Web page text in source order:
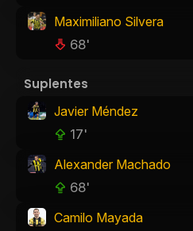
Maximiliano Silvera
68'
Suplentes
Javier Méndez
17'
Alexander Machado
68'
Camilo Mayada